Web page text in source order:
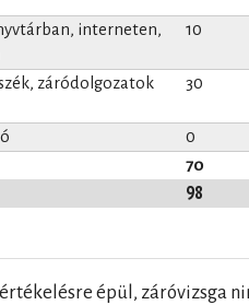
98
interneten,
10
záródolgozatok
30
0
70
épül, záróvizsga